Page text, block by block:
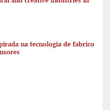
na tecnologia de fabrico